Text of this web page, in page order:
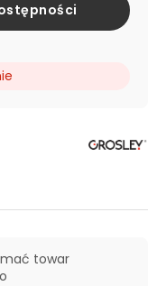
towar